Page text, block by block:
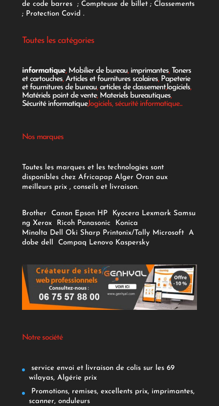
de code barres
; Compteuse de billet; Classements
; Protection Covid .
Toutes les catégories
informatique, Mobilier de bureau, imprimantes,Toners
et cartouches,Articles et fournitures scolaires, Papeterie
et fournitures de bureau,articles de classement,logiciels,
Matériels point de vente, Materiels bureautiques,
Sécurité informatique,logiciels, sécurité informatique...
Nos marques
Toutes les marques et les technologies sont
disponibles chez Africapap Alger Oran aux
meilleurs prix , conseils et livraison.
Brother Canon Epson HP Kyocera Lexmark Samsu
ng Xerox Ricoh Panasonic
Konica
Minolta Dell Oki Sharp Printonix/Tally Microsoft
A
dobe dell Compaq Lenovo Kaspersky
Notre société
service envoi et livraison de colis sur les 69
wilayas, Algérie prix
Promotions, remises, excellents prix, imprimantes,
scanner, onduleurs